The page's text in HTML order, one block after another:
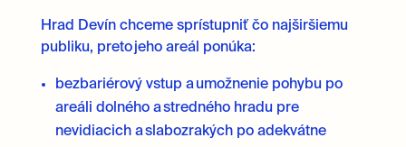
Hrad Devín chceme sprístupniť čo najširšiemu
publiku, preto jeho areál ponúka:
bezbariérový vstup a umožnenie pohybu po
areáli dolného a stredného hradu pre
nevidiacich a slabozrakých po adekvátne